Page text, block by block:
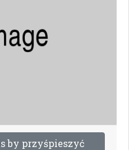
sby przyśpieszyć